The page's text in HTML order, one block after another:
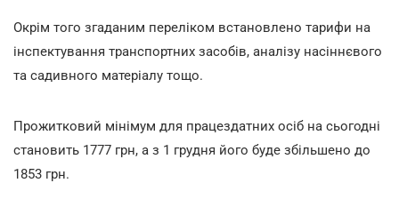
Окрім того згаданим переліком встановлено тарифи на
інспектування транспортних засобів, аналізу насіннєвого
та садивного матеріалу тощо.
Прожитковий мінімум для працездатних осіб на сьогодні
становить 1777 грн, а з 1 грудня його буде збільшено до
1853 грн.